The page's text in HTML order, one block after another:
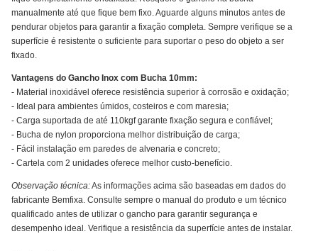
manualmente até que fique bem fixo. Aguarde alguns minutos antes de
pendurar objetos para garantir a fixação completa. Sempre verifique se a
superfície é resistente o suficiente para suportar o peso do objeto a ser
fixado.
Vantagens do Gancho Inox com Bucha 10mm:
- Material inoxidável oferece resistência superior à corrosão e oxidação;
- Ideal para ambientes úmidos, costeiros e com maresia;
- Carga suportada de até 110kgf garante fixação segura e confiável;
- Bucha de nylon proporciona melhor distribuição de carga;
- Fácil instalação em paredes de alvenaria e concreto;
- Cartela com 2 unidades oferece melhor custo-benefício.
Observação técnica:As informações acima são baseadas em dados do
fabricante Bemfixa. Consulte sempre o manual do produto e um técnico
qualificado antes de utilizar o gancho para garantir segurança e
desempenho ideal. Verifique a resistência da superfície antes de instalar.